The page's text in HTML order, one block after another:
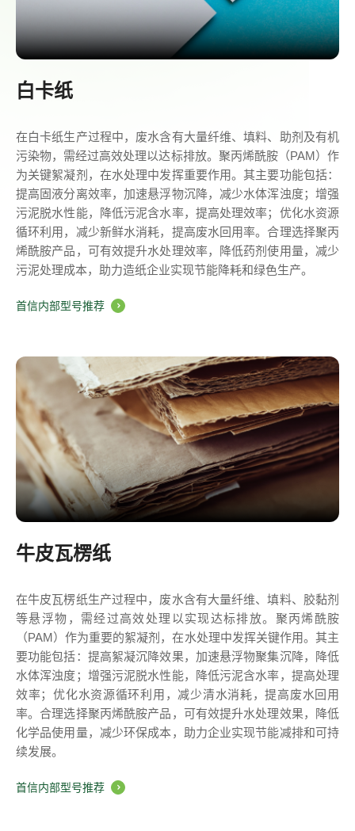
白卡纸
在白卡纸生产过程中，废水含有大量纤维、填料、助剂及有机
污染物，需经过高效处理以达标排放。聚丙烯酰胺（PAM）作
为关键絮凝剂，在水处理中发挥重要作用。其主要功能包括：
提高固液分离效率，加速悬浮物沉降，减少水体浑浊度；增强
污泥脱水性能，降低污泥含水率，提高处理效率；优化水资源
循环利用，减少新鲜水消耗，提高废水回用率。合理选择聚丙
烯酰胺产品，可有效提升水处理效率，降低药剂使用量，减少
污泥处理成本，助力造纸企业实现节能降耗和绿色生产。
首信内部型号推荐
牛皮瓦楞纸
在牛皮瓦楞纸生产过程中，废水含有大量纤维、填料、胶黏剂
等悬浮物，需经过高效处理以实现达标排放。聚丙烯酰胺
（PAM）作为重要的絮凝剂，在水处理中发挥关键作用。其主
要功能包括：提高絮凝沉降效果，加速悬浮物聚集沉降，降低
水体浑浊度；增强污泥脱水性能，降低污泥含水率，提高处理
效率；优化水资源循环利用，减少清水消耗，提高废水回用
率。合理选择聚丙烯酰胺产品，可有效提升水处理效果，降低
化学品使用量，减少环保成本，助力企业实现节能减排和可持
续发展。
首信内部型号推荐